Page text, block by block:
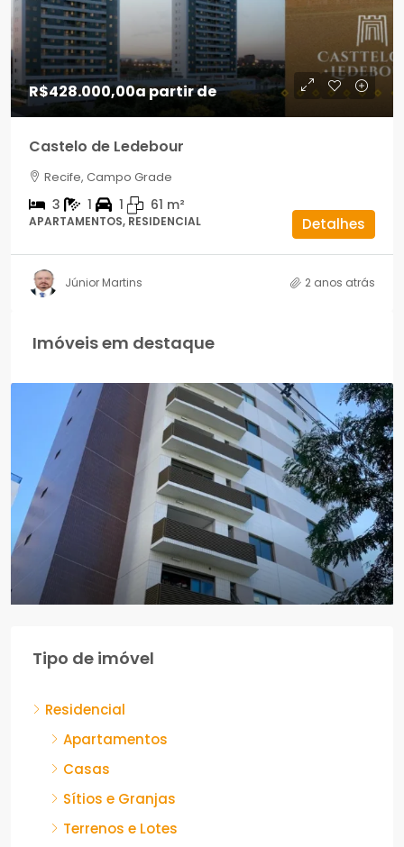
R$428.000,00a partir de
Castelo de Ledebour
Recife, Campo Grade
3 1 1 61 m²
APARTAMENTOS, RESIDENCIAL Detalhes
Júnior Martins 2 anos atrás
Imóveis em destaque
Tipo de imóvel
Residencial
Apartamentos
Casas
Sítios e Granjas
Terrenos e Lotes